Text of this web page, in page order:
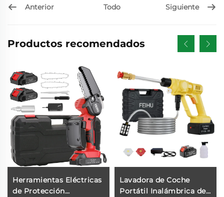
Anterior Todo Siguiente
Productos recomendados
Herramientas Eléctricas
de Protección
Lavadora de Coche
Portátil Inalámbrica de